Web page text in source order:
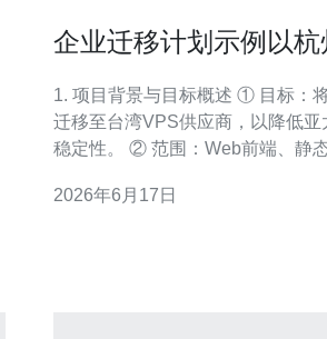
企业迁移计划示例以
1. 项目背景与目标概述 ① 目标：
迁移至台湾VPS供应商，以降低
稳定性。 ② 范围：Web前端、静
≥30%，可用性≥99.9%。 ④ 约束：
2026年6月17日